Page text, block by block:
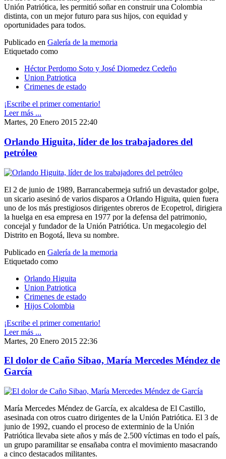
Unión Patriótica, les permitió soñar en construir una Colombia
distinta, con un mejor futuro para sus hijos, con equidad y
oportunidades para todos.
Publicado en Galería de la memoria
Etiquetado como
Héctor Perdomo Soto y José Diomedez Cedeño
Union Patriotica
Crimenes de estado
¡Escribe el primer comentario!
Leer más ...
Martes, 20 Enero 2015 22:40
Orlando Higuita, líder de los trabajadores del
petróleo
El 2 de junio de 1989, Barrancabermeja sufrió un devastador golpe,
un sicario asesinó de varios disparos a Orlando Higuita, quien fuera
uno de los más prestigiosos dirigentes obreros de Ecopetrol, dirigiera
la huelga en esa empresa en 1977 por la defensa del patrimonio,
concejal y fundador de la Unión Patriótica. Un megacolegio del
Distrito en Bogotá, lleva su nombre.
Publicado en Galería de la memoria
Etiquetado como
Orlando Higuita
Union Patriotica
Crimenes de estado
Hijos Colombia
¡Escribe el primer comentario!
Leer más ...
Martes, 20 Enero 2015 22:36
El dolor de Caño Sibao, María Mercedes Méndez de
García
María Mercedes Méndez de García, ex alcaldesa de El Castillo,
asesinada con otros cuatro dirigentes de la Unión Patriótica. El 3 de
junio de 1992, cuando el proceso de exterminio de la Unión
Patriótica llevaba siete años y más de 2.500 víctimas en todo el país,
un grupo paramilitar se ensañaba contra el movimiento masacrando
a cinco destacados militantes.